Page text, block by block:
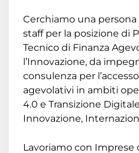
Cerchiamo una
staff per la posizione di
Tecnico di Finanza
l’Innovazione, da
consulenza per
agevolativi in ambiti
4.0 e Transizione
Innovazione,
Lavoriamo con Imprese